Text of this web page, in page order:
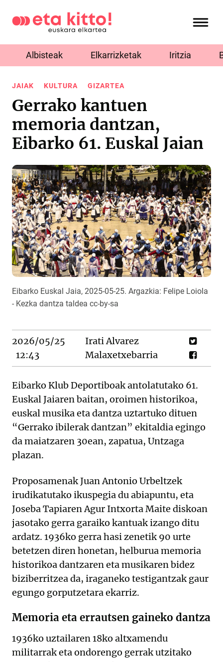
Albisteak Elkarrizketak Iritzia
JAIAK KULTURA GIZARTEA
Gerrako kantuen
memoria dantzan,
Eibarko 61. Euskal Jaian
Eibarko Euskal Jaia, 2025-05-25. Argazkia: Felipe Loiola
- Kezka dantza taldea cc-by-sa
2026/05/25
12:43
Irati Alvarez
Malaxetxebarria
Eibarko Klub Deportiboak antolatutako 61.
Euskal Jaiaren baitan, oroimen historikoa,
euskal musika eta dantza uztartuko dituen
“Gerrako ibilerak dantzan” ekitaldia egingo
da maiatzaren 30ean, zapatua, Untzaga
plazan.
Proposamenak Juan Antonio Urbeltzek
irudikatutako ikuspegia du abiapuntu, eta
Joseba Tapiaren Agur Intxorta Maite diskoan
jasotako gerra garaiko kantuak izango ditu
ardatz. 1936ko gerra hasi zenetik 90 urte
betetzen diren honetan, helburua memoria
historikoa dantzaren eta musikaren bidez
biziberritzea da, iraganeko testigantzak gaur
egungo gorputzetara ekarriz.
Memoria eta errautsen gaineko dantza
1936ko uztailaren 18ko altxamendu
militarrak eta ondorengo gerrak utzitako